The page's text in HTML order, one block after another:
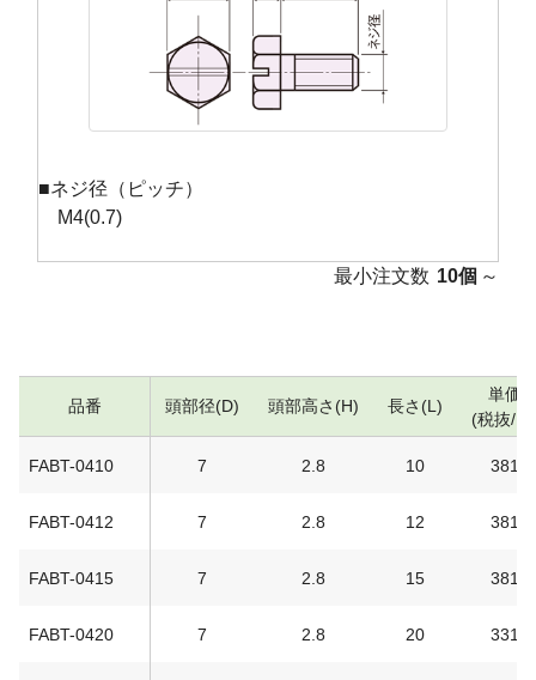
■ネジ径（ピッチ）
M4(0.7)
最小注文数 10個 ～
品番 頭部径(D) 頭部高さ(H) 長さ(L)
単価
(税抜/円
FABT-0410 7 2.8 10 381
FABT-0412 7 2.8 12 381
FABT-0415 7 2.8 15 381
FABT-0420 7 2.8 20 331